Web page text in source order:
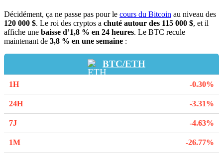
Décidément, ça ne passe pas pour le cours du Bitcoin au niveau des
120 000 $. Le roi des cryptos a chuté autour des 115 000 $, et il
affiche une baisse d’1,8 % en 24 heures. Le BTC recule
maintenant de 3,8 % en une semaine :
BTC/ETH
-0.30%
-3.31%
-4.63%
-26.77%